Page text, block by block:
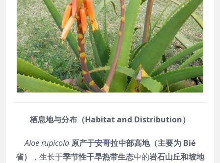
栖息地与分布（Habitat and Distribution）
Aloe rupicola原产于安哥拉中部高地（主要为 Bié
省）
，生长于季节性干旱热带生态中的岩石山丘和坡地